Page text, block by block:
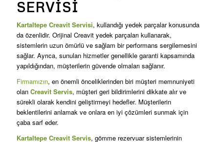
SERVISI
Kartaltepe Creavit Servisi, kullandığı yedek parçalar konusunda
da özenlidir. Orijinal Creavit yedek parçaları kullanarak,
sistemlerin uzun ömürlü ve sağlam bir performans sergilemesini
sağlar. Ayrıca, sunulan hizmetler genellikle garanti kapsamında
yapıldığından, müşterilerin güvende olmaları sağlanır.
Firmamızın, en önemli önceliklerinden biri müşteri memnuniyeti
olan Creavit Servis, müşteri geri bildirimlerini dikkate alır ve
sürekli olarak kendini geliştirmeyi hedefler. Müşterilerin
beklentilerini anlamak ve onlara en iyi çözümleri sunmak için
çaba sarf eder.
Kartaltepe Creavit Servis, gömme rezervuar sistemlerinin